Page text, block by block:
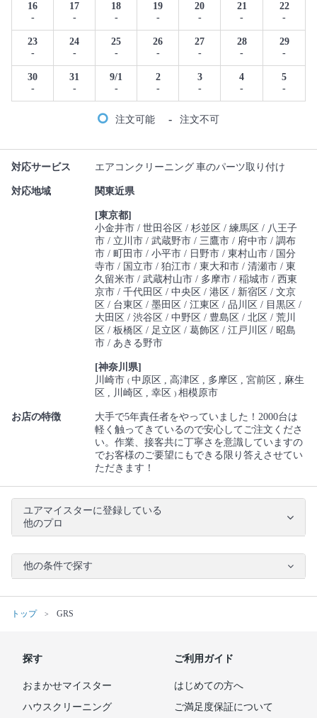
16
-
17
-
18
-
19
-
20
-
21
-
22
-
23
-
24
-
25
-
26
-
27
-
28
-
29
-
30
-
31
-
9/1
-
2
-
3
-
4
-
5
-
注文可能 - 注文不可
対応サービス エアコンクリーニング 車のパーツ取り付け
対応地域 関東近県
[東京都]
小金井市 世田谷区 杉並区 練馬区
八王子
市 立川市 武蔵野市 三鷹市 府中市 調布
市 町田市 小平市 日野市 東村山市
国分
寺市
国立市 狛江市 東大和市 清瀬市 東
久留米市 武蔵村山市 多摩市 稲城市 西東
京市 千代田区 中央区 港区 新宿区 文京
区 台東区 墨田区 江東区 品川区
目黒区
大田区 渋谷区 中野区 豊島区 北区 荒川
区 板橋区 足立区 葛飾区 江戸川区 昭島
市 あきる野市
[神奈川県]
川崎市(中原区 高津区 多摩区 宮前区
麻生
区
川崎区 幸区)相模原市
お店の特徴
大手で5年責任者をやっていました！2000台は
軽く触ってきているので安心してご注文くださ
い。作業、接客共に丁寧さを意識していますの
でお客様のご要望にもできる限り答えさせてい
ただきます！
ユアマイスターに登録している
他のプロ
他の条件で探す
トップ GRS
探す
おまかせマイスター
ハウスクリーニング
ご利用ガイド
はじめての方へ
ご満足度保証について